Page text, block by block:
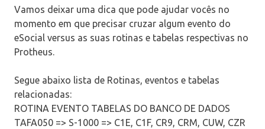
Vamos deixar uma dica que pode ajudar vocês no
momento em que precisar cruzar algum evento do
eSocial versus as suas rotinas e tabelas respectivas no
Protheus.
Segue abaixo lista de Rotinas, eventos e tabelas
relacionadas:
ROTINA EVENTO TABELAS DO BANCO DE DADOS
TAFA050 => S-1000 => C1E, C1F, CR9, CRM, CUW, CZR